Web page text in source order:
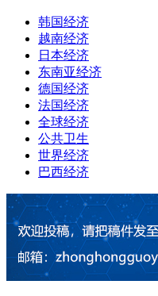
韩国经济
越南经济
日本经济
东南亚经济
德国经济
法国经济
全球经济
公共卫生
世界经济
巴西经济